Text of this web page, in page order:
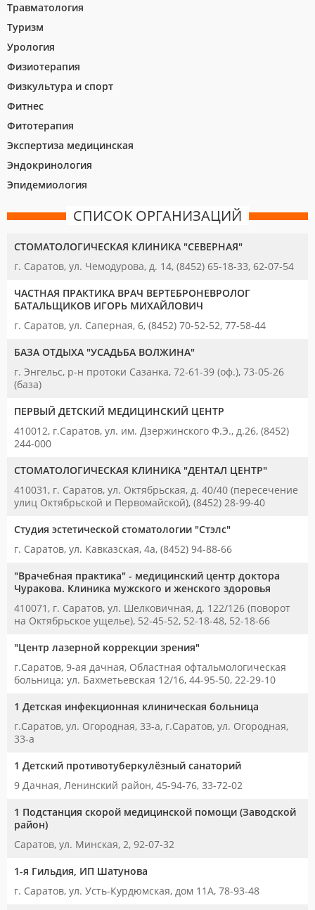
Травматология
Туризм
Урология
Физиотерапия
Физкультура и спорт
Фитнес
Фитотерапия
Экспертиза медицинская
Эндокринология
Эпидемиология
СПИСОК ОРГАНИЗАЦИЙ
СТОМАТОЛОГИЧЕСКАЯ КЛИНИКА "СЕВЕРНАЯ"
г. Саратов, ул. Чемодурова, д. 14, (8452) 65-18-33, 62-07-54
ЧАСТНАЯ ПРАКТИКА ВРАЧ ВЕРТЕБРОНЕВРОЛОГ
БАТАЛЬЩИКОВ ИГОРЬ МИХАЙЛОВИЧ
г. Саратов, ул. Саперная, 6, (8452) 70-52-52, 77-58-44
БАЗА ОТДЫХА "УСАДЬБА ВОЛЖИНА"
г. Энгельс, р-н протоки Сазанка, 72-61-39 (оф.), 73-05-26
(база)
ПЕРВЫЙ ДЕТСКИЙ МЕДИЦИНСКИЙ ЦЕНТР
410012, г.Саратов, ул. им. Дзержинского Ф.Э., д.26, (8452)
244-000
СТОМАТОЛОГИЧЕСКАЯ КЛИНИКА "ДЕНТАЛ ЦЕНТР"
410031, г. Саратов, ул. Октябрьская, д. 40/40 (пересечение
улиц Октябрьской и Первомайской), (8452) 28-99-40
Студия эстетической стоматологии "Стэлс"
г. Саратов, ул. Кавказская, 4а, (8452) 94-88-66
"Врачебная практика" - медицинский центр доктора
Чуракова. Клиника мужского и женского здоровья
410071, г. Саратов, ул. Шелковичная, д. 122/126 (поворот
на Октябрьское ущелье), 52-45-52, 52-18-48, 52-18-66
"Центр лазерной коррекции зрения"
г.Саратов, 9-ая дачная, Областная офтальмологическая
больница; ул. Бахметьевская 12/16, 44-95-50, 22-29-10
1 Детская инфекционная клиническая больница
г.Саратов, ул. Огородная, 33-а, г.Саратов, ул. Огородная,
33-а
1 Детский противотуберкулёзный санаторий
9 Дачная, Ленинский район, 45-94-76, 33-72-02
1 Подстанция скорой медицинской помощи (Заводской
район)
Саратов, ул. Минская, 2, 92-07-32
1-я Гильдия, ИП Шатунова
г. Саратов, ул. Усть-Курдюмская, дом 11А, 78-93-48